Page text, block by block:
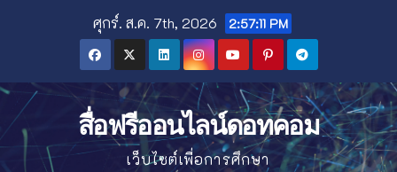
ศุกร์. ส.ค. 7th, 2026 2:57:12 PM
สื่อฟรีออนไลน์ดอทคอม
เว็บไซต์เพื่อการศึกษา